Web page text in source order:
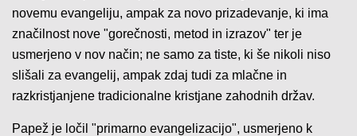
novemu evangeliju, ampak za novo prizadevanje, ki ima
značilnost nove "gorečnosti, metod in izrazov" ter je
usmerjeno v nov način; ne samo za tiste, ki še nikoli niso
slišali za evangelij, ampak zdaj tudi za mlačne in
razkristjanjene tradicionalne kristjane zahodnih držav.
Papež je ločil "primarno evangelizacijo", usmerjeno k